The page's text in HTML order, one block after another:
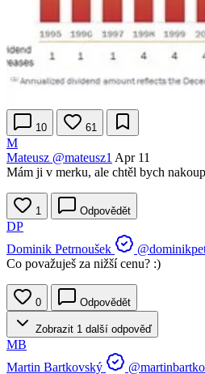
10 61
M
Mateusz @mateusz1 Apr 11
Mám ji v merku, ale chtěl bych
1 Odpovědět
DP
Dominik Petrnoušek
Co považuješ za nižší cenu? :)
0 Odpovědět
Zobrazit 1 další odpověď
MB
Martin Bartkovský